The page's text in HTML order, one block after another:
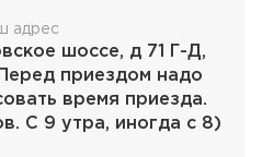
адрес
шоссе, д 71 Г-Д,
приездом надо
время приезда.
С 9 утра, иногда с 8)